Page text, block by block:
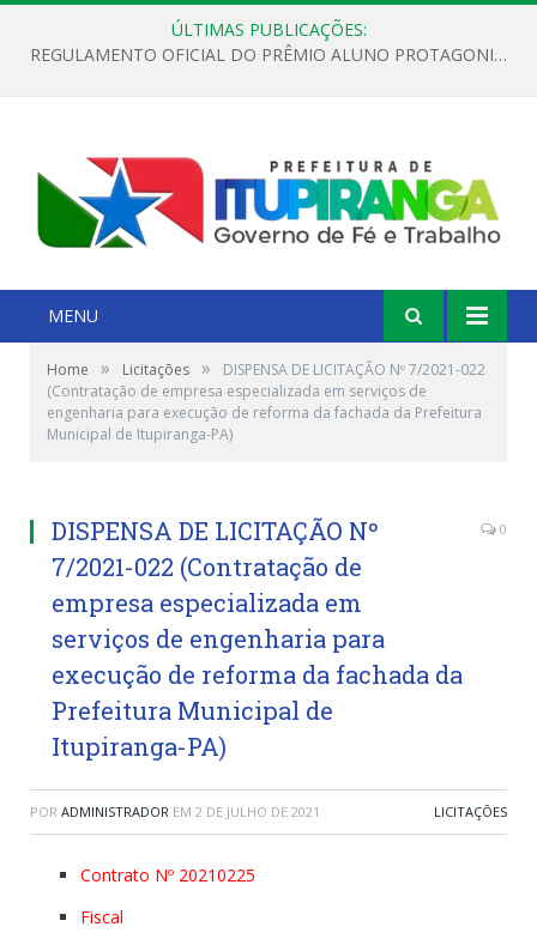
ÚLTIMAS PUBLICAÇÕES:
REGULAMENTO OFICIAL DO PRÊMIO ALUNO PROTAGONISTA – EDIÇÃO 2026
MENU
Home » Licitações »
DISPENSA DE LICITAÇÃO Nº 7/2021-022
(Contratação de empresa especializada em serviços de
engenharia para execução de reforma da fachada da Prefeitura
Municipal de Itupiranga-PA)
DISPENSA DE LICITAÇÃO Nº
7/2021-022 (Contratação de
empresa especializada em
serviços de engenharia para
execução de reforma da fachada da
Prefeitura Municipal de
Itupiranga-PA)
0
POR ADMINISTRADOR EM 2 DE JULHO DE 2021 LICITAÇÕES
Contrato Nº 20210225
Fiscal